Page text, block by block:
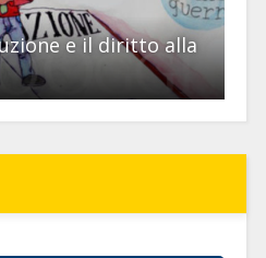
e il diritto alla